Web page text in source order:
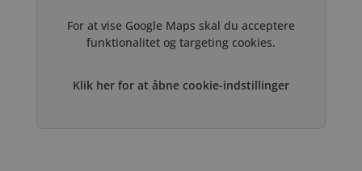
For at vise Google Maps skal du acceptere
funktionalitet og targeting cookies.
Klik her for at åbne cookie-indstillinger